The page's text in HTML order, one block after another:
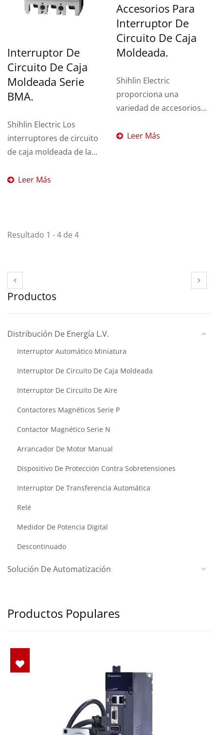
Interruptor De
Circuito De Caja
Moldeada Serie
BMA.
Shihlin Electric Los
interruptores de circuito
de caja moldeada de la
protección...
Leer Más
Accesorios Para
Interruptor De
Circuito De Caja
Moldeada.
Shihlin Electric
proporciona una
variedad de accesorios
de circuito...
Leer Más
Resultado 1 - 4 de 4
Productos
Distribución De Energía L.V.
Interruptor Automático Miniatura
Interruptor De Circuito De Caja Moldeada
Interruptor De Circuito De Aire
Contactores Magnéticos Serie P
Contactor Magnético Serie N
Arrancador De Motor Manual
Dispositivo De Protección Contra Sobretensiones
Interruptor De Transferencia Automática
Relé
Medidor De Potencia Digital
Descontinuado
Solución De Automatización
Productos Populares